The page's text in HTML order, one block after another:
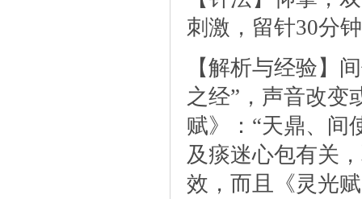
刺激，留针30分
【解析与经验】
之经”，声音改变
赋》：“天鼎、间
及痰迷心包有关
效，而且《灵光